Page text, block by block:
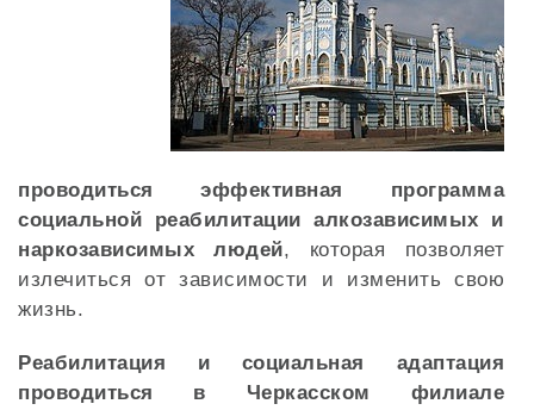
проводиться эффективная программа
социальной реабилитации алкозависимых и
наркозависимых людей, которая позволяет
излечиться от зависимости и изменить свою
жизнь.
Реабилитация и социальная адаптация
проводиться в Черкасском филиале